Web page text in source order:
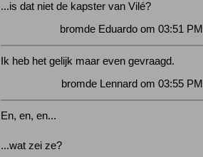
...is dat niet de kapster van Vilé?
bromde Eduardo om 03:51
Ik heb het gelijk maar even gevraagd.
bromde Lennard om 03:55
En, en, en...
...wat zei ze?